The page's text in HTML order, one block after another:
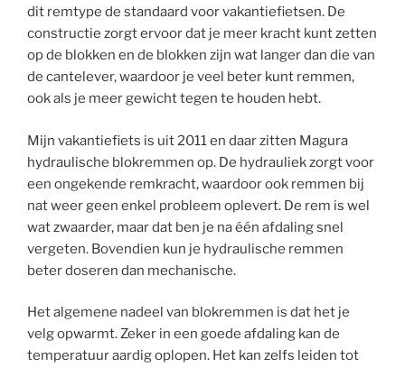
dit remtype de standaard voor vakantiefietsen. De
constructie zorgt ervoor dat je meer kracht kunt zetten
op de blokken en de blokken zijn wat langer dan die van
de cantelever, waardoor je veel beter kunt remmen,
ook als je meer gewicht tegen te houden hebt.
Mijn vakantiefiets is uit 2011 en daar zitten Magura
hydraulische blokremmen op. De hydrauliek zorgt voor
een ongekende remkracht, waardoor ook remmen bij
nat weer geen enkel probleem oplevert. De rem is wel
wat zwaarder, maar dat ben je na één afdaling snel
vergeten. Bovendien kun je hydraulische remmen
beter doseren dan mechanische.
Het algemene nadeel van blokremmen is dat het je
velg opwarmt. Zeker in een goede afdaling kan de
temperatuur aardig oplopen. Het kan zelfs leiden tot